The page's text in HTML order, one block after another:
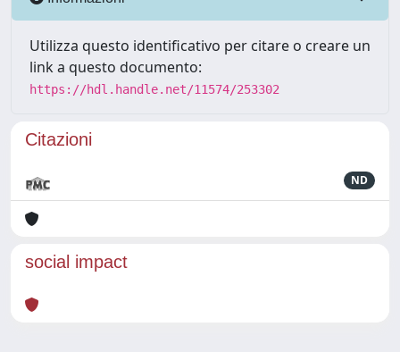
Utilizza questo identificativo per citare o creare un
link a questo documento:
https://hdl.handle.net/11574/253302
Citazioni
ND
social impact